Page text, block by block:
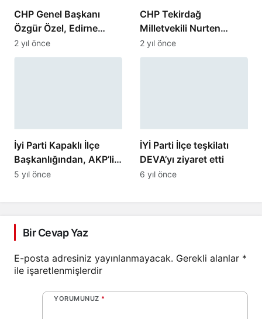
CHP Genel Başkanı
Özgür Özel, Edirne
Milletvekili Ediz Ün’ün
İstifasını İstedi
2 yıl önce
CHP Tekirdağ
Milletvekili Nurten
Yontar’dan Gaziler Günü
Mesajı
2 yıl önce
İyi Parti Kapaklı İlçe
Başkanlığından, AKP’li
Cahit Özkan’a suç
5 yıl önce
İYİ Parti İlçe teşkilatı
DEVA’yı ziyaret etti
6 yıl önce
Bir Cevap Yaz
E-posta adresiniz yayınlanmayacak. Gerekli alanlar *
ile işaretlenmişlerdir
YORUMUNUZ *